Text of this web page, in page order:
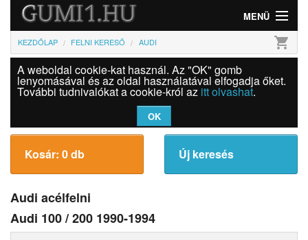
MENÜ
Gumi
Felni
Bejelentkezés
KEZDŐLAP FELNI KERESŐ AUDI shopping_cart
A weboldal cookie-kat használ. Az "OK" gomb
lenyomásával és az oldal használatával elfogadja őket.
További tudnivalókat a cookie-król az itt olvashat.
OK
Kosár: 0 db Új keresés
Audi acélfelni
Audi 100 / 200 1990-1994